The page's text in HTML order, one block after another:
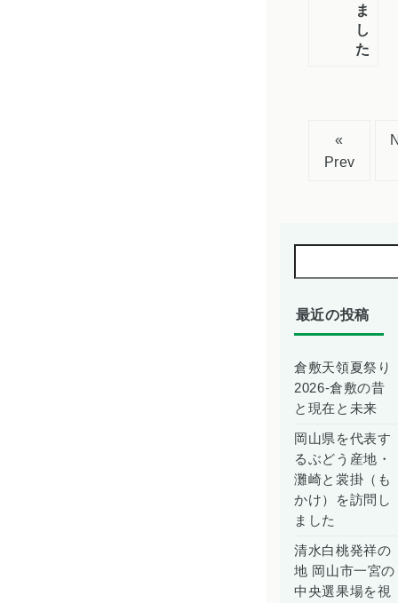
ま
し
た
«
Prev
最近の投稿
倉敷天領夏祭り
2026-倉敷の昔
と現在と未来
岡山県を代表す
るぶどう産地・
灘崎と裳掛（も
かけ）を訪問し
ました
清水白桃発祥の
地 岡山市一宮の
中央選果場を視